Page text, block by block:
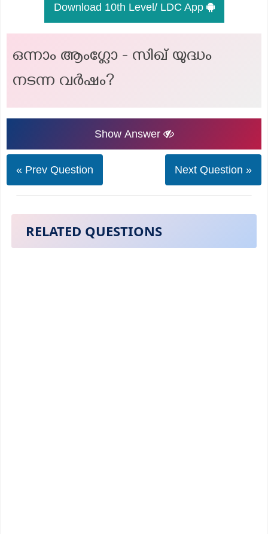
Download 10th Level/ LDC App
ഒന്നാം ആംഗ്ലോ - സിഖ് യുദ്ധം
നടന്ന വർഷം?
Show Answer
« Prev Question Next Question »
RELATED QUESTIONS